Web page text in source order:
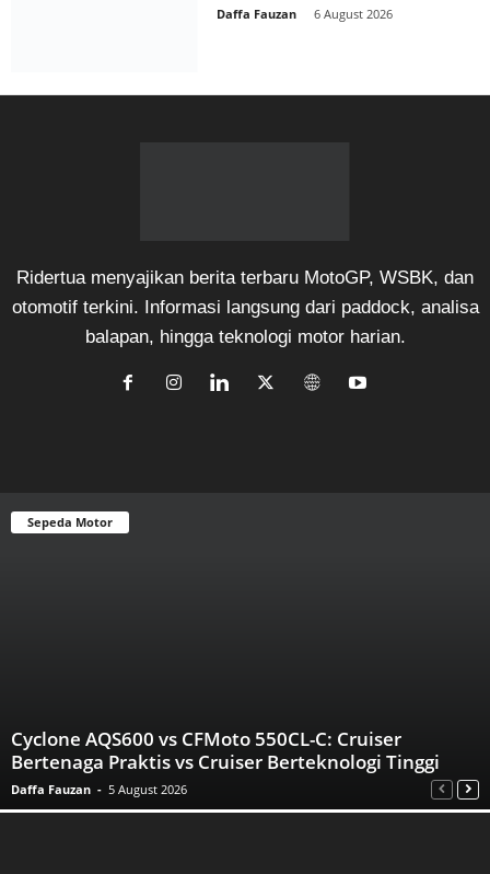
Daffa Fauzan 6 August 2026
Ridertua menyajikan berita terbaru MotoGP, WSBK, dan
otomotif terkini. Informasi langsung dari paddock, analisa
balapan, hingga teknologi motor harian.
Sepeda Motor
Cyclone AQS600 vs CFMoto 550CL-C: Cruiser
Bertenaga Praktis vs Cruiser Berteknologi Tinggi
Daffa Fauzan - 5 August 2026